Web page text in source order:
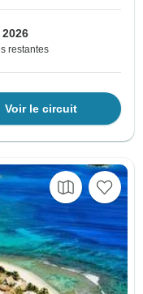
restantes
Voir le circuit